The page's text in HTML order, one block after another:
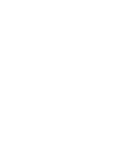
для всей семьи.
и упругости пен
на другую сторону.
структура и упругость
Пена является